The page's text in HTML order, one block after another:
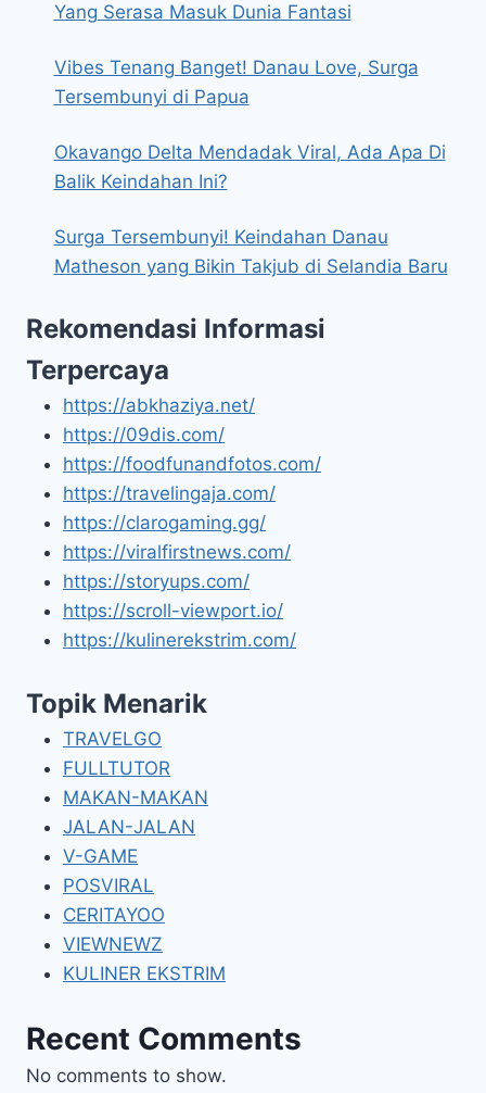
Yang Serasa Masuk Dunia Fantasi
Vibes Tenang Banget! Danau Love, Surga
Tersembunyi di Papua
Okavango Delta Mendadak Viral, Ada Apa Di
Balik Keindahan Ini?
Surga Tersembunyi! Keindahan Danau
Matheson yang Bikin Takjub di Selandia Baru
Rekomendasi Informasi
Terpercaya
https://abkhaziya.net/
https://09dis.com/
https://foodfunandfotos.com/
https://travelingaja.com/
https://clarogaming.gg/
https://viralfirstnews.com/
https://storyups.com/
https://scroll-viewport.io/
https://kulinerekstrim.com/
Topik Menarik
TRAVELGO
FULLTUTOR
MAKAN-MAKAN
JALAN-JALAN
V-GAME
POSVIRAL
CERITAYOO
VIEWNEWZ
KULINER EKSTRIM
Recent Comments
No comments to show.